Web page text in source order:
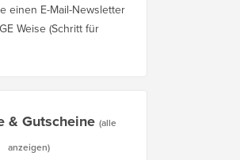
einen E-Mail-Newsletter
Weise (Schritt für
& Gutscheine (alle
anzeigen)